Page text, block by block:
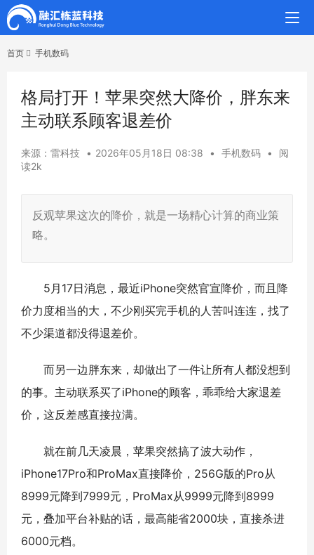
首页 手机数码
格局打开！苹果突然大降价，胖东来
主动联系顾客退差价
来源：雷科技 • 2026年05月18日 08:38 • 手机数码 •
阅
读2k
反观苹果这次的降价，就是一场精心计算的商业策
略。
5月17日消息，最近iPhone突然官宣降价，而且降
价力度相当的大，不少刚买完手机的人苦叫连连，找了
不少渠道都没得退差价。
而另一边胖东来，却做出了一件让所有人都没想到
的事。主动联系买了iPhone的顾客，乖乖给大家退差
价，这反差感直接拉满。
就在前几天凌晨，苹果突然搞了波大动作，
iPhone17Pro和ProMax直接降价，256G版的Pro从
8999元降到7999元，ProMax从9999元降到8999
元，叠加平台补贴的话，最高能省2000块，直接杀进
6000元档。